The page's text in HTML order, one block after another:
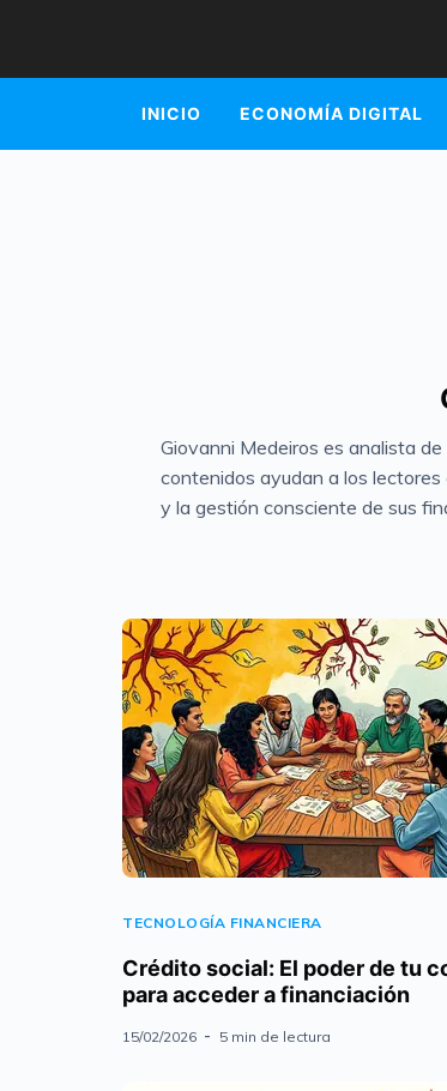
INICIO ECONOMÍA DIGITAL
Giovanni Medeiros es analista
contenidos ayudan a los
y la gestión consciente de sus
TECNOLOGÍA FINANCIERA
Crédito social: El poder de tu
para acceder a financiación
15/02/2026 5 min de lectura